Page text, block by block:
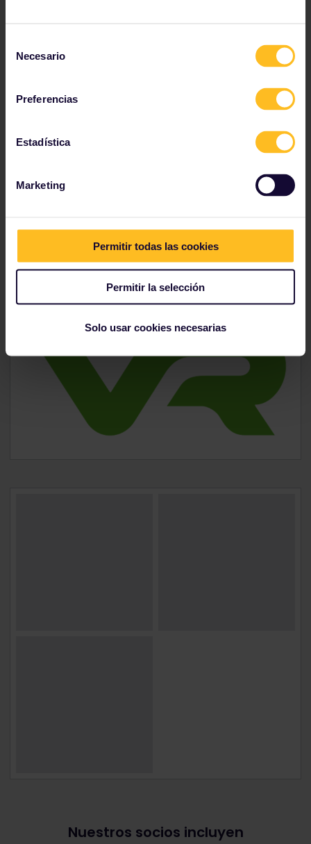
Necesario
Preferencias
Estadística
Marketing
Permitir todas las cookies
Permitir la selección
Solo usar cookies necesarias
Instalaciones para discapacitados
Enchufes
Ducha/inodoro
Las instalaciones pueden variar en cada tren y ruta.
Operado por:
Nuestros socios incluyen